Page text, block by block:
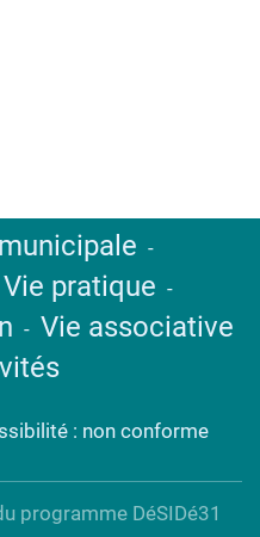
-
Vie pratique -
- Vie associative
: non conforme
programme DéSIDé31